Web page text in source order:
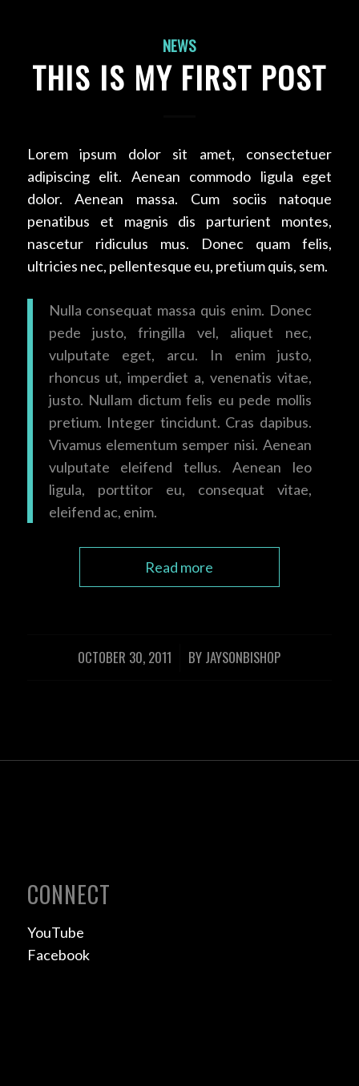
NEWS
THIS IS MY FIRST POST
Lorem ipsum dolor sit amet, consectetuer
adipiscing elit. Aenean commodo ligula eget
dolor. Aenean massa. Cum sociis natoque
penatibus et magnis dis parturient montes,
nascetur ridiculus mus. Donec quam felis,
ultricies nec, pellentesque eu, pretium quis, sem.
Nulla consequat massa quis enim. Donec
pede justo, fringilla vel, aliquet nec,
vulputate eget, arcu. In enim justo,
rhoncus ut, imperdiet a, venenatis vitae,
justo. Nullam dictum felis eu pede mollis
pretium. Integer tincidunt. Cras dapibus.
Vivamus elementum semper nisi. Aenean
vulputate eleifend tellus. Aenean leo
ligula, porttitor eu, consequat vitae,
eleifend ac, enim.
Read more
OCTOBER 30, 2011
/ BY JAYSONBISHOP
CONNECT
YouTube
Facebook